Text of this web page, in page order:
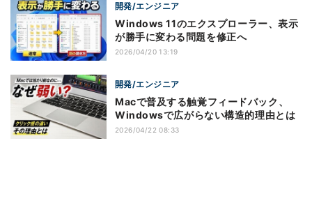
開発/エンジニア
Windows 11のエクスプローラー、表示
が勝手に変わる問題を修正へ
2026/04/20 13:19
開発/エンジニア
Macで普及する触覚フィードバック、
Windowsで広がらない構造的理由とは
2026/04/22 08:33